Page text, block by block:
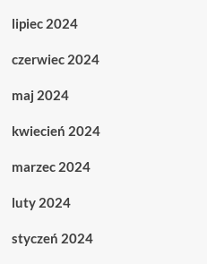
lipiec 2024
czerwiec 2024
maj 2024
kwiecień 2024
marzec 2024
luty 2024
styczeń 2024